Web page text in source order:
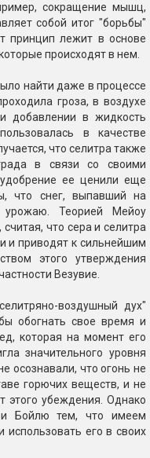
сокращение мышц,
собой итог "борьбы"
принцип лежит в основе
происходят в нем.
найти даже в процессе
гроза, в воздухе
добавлении в жидкость
в качестве
что селитра также
в связи со своими
ее ценили еще
что снег, выпавший на
урожаю. Теорией Мейоу
что сера и селитра
и приводят к сильнейшим
этого утверждения
Везувие.
воздушный дух"
обогнать свое время и
которая на момент его
значительного уровня
осознавали, что огонь не
горючих веществ, и не
этого убеждения. Однако
Бойлю тем, что имеем
использовать его в своих